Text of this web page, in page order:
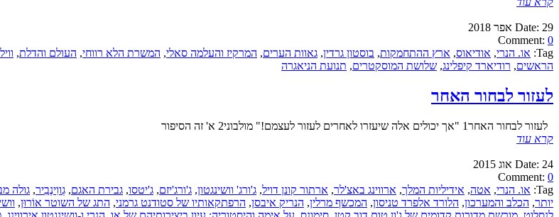
Date: 29 אפר 2018
Comment: 0
Tag: או. הנרי, אודיאוס, ארץ ההתחמקות, בוסטון גרדין, גאוות הערים, המרקיז והעלמה סאלי, המשרת הלא רווחי, העולם והדלת,
הראשים, רודיארד קיפלינג, שלושת המוסקטרים, תנועת הניאגרה
לעזור לבחור האחר
לעזור לבחור האחר1 "אך יכולים אלה שיעזרו לאחרים לעזור לעצמם!" מולבוני2 א' זה הסיפור
קרא עוד
Date: 24 אוג 2015
Comment: 0
Tag: או. הנרי, אטה, אידיליות המלך, ארווינג באצ'לר, ארתור קונן דויל, ג'ורג' וושינגטון, ג'ורג'יזם, ג'יטסו, גבירת האגם, גְווִינֶבִיר, גולה
יותר, הכלב והמערכון, הלורד אלפרד טניסון, המכשף מרלין, הנריק איבסן, הרפתקאותיו של סטודנט גרמני, התג של השוטר אוֹרוּן,